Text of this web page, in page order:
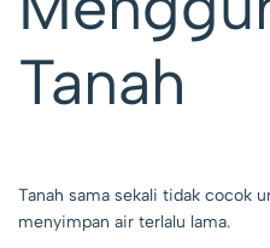
Tanah
Tanah sama sekali tidak cocok
menyimpan air terlalu lama.